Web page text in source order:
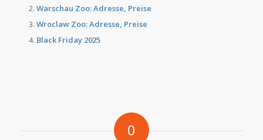
Warschau Zoo: Adresse, Preise
Wroclaw Zoo: Adresse, Preise
Black Friday 2025
0